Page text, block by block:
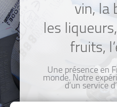
vin, la
les
fruits,
Une présence en
monde. Notre
d’un service
Matériel d’embouteillage
(jus de fruit, eau